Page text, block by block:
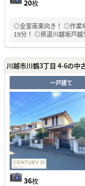
20枚
◎全室南東向き！ ◎作業
19分！ ◎県道川越坂戸越
川越市川鶴3丁目 4-6の中
一戸建て
36枚